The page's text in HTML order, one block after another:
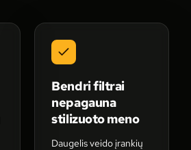
Bendri filtrai
nepagauna
stilizuoto meno
Daugelis veido įrankių